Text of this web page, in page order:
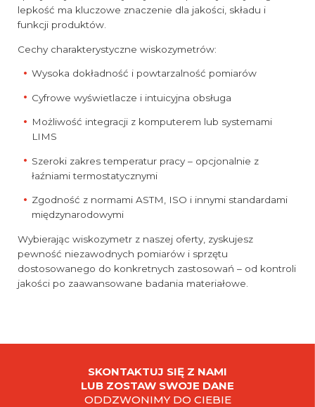
lepkość ma kluczowe znaczenie dla jakości, składu i
funkcji produktów.
Cechy charakterystyczne wiskozymetrów:
Wysoka dokładność i powtarzalność pomiarów
Cyfrowe wyświetlacze i intuicyjna obsługa
Możliwość integracji z komputerem lub systemami
LIMS
Szeroki zakres temperatur pracy – opcjonalnie z
łaźniami termostatycznymi
Zgodność z normami ASTM, ISO i innymi standardami
międzynarodowymi
Wybierając wiskozymetr z naszej oferty, zyskujesz
pewność niezawodnych pomiarów i sprzętu
dostosowanego do konkretnych zastosowań – od kontroli
jakości po zaawansowane badania materiałowe.
SKONTAKTUJ SIĘ Z NAMI
LUB ZOSTAW SWOJE DANE
ODDZWONIMY DO CIEBIE